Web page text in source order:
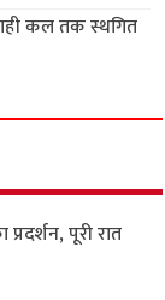
कल तक स्थगित
पूरी रात